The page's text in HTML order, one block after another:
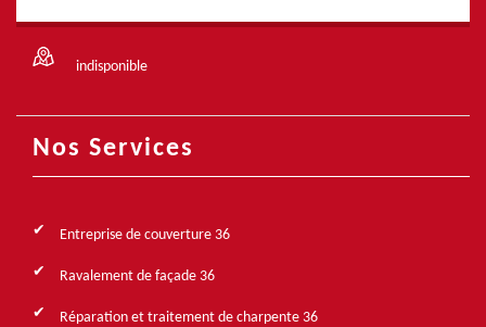
indisponible
Nos Services
Entreprise de couverture 36
Ravalement de façade 36
Réparation et traitement de charpente 36